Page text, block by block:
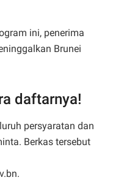
ini, penerima
Brunei
daftarnya!
persyaratan dan
Berkas tersebut
.